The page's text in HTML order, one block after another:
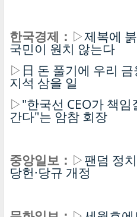
한국경제： ▷제복에
국민이 원치 않는다
▷ 日 돈 풀기에 우리
지석 삼을 일
▷"한국선 CEO가 책
간다"는 암참 회장
중앙일보： ▷팬덤 정
당헌·당규 개정